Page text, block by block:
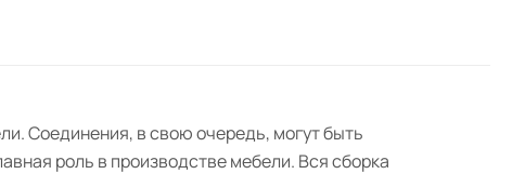
Соединения, в свою очередь, могут быть
роль в производстве мебели. Вся сборка